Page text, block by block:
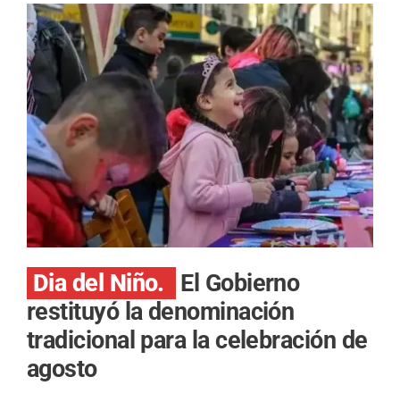
Dia del Niño.
El Gobierno
restituyó la denominación
tradicional para la celebración de
agosto